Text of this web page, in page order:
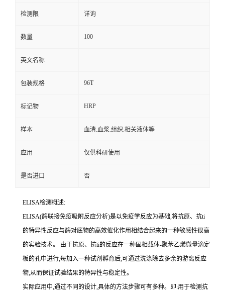
检测限 详询
数量 100
英文名称
包装规格 96T
标记物 HRP
样本 血清.血浆.组织.相关液体等
应用 仅供科研使用
是否进口 否
ELISA检测概述:
ELISA(酶联接免疫吸附反应分析)是以免疫学反应为基础,将抗原、 抗ti
的特异性反应与酶对底物的高效催化作用相结合起来的一种敏感性很高
的实验技术。
由于抗原、 抗ti的反应在一种固相载体-聚苯乙烯微量滴定
板的孔中进行,每加入一种试剂孵育后,可通过洗涤除去多余的游离反应
物,从而保证试验结果的特异性与稳定性。
实际应用中,通过不同的设计,具体的方法步骤可有多种。即:用于检测抗